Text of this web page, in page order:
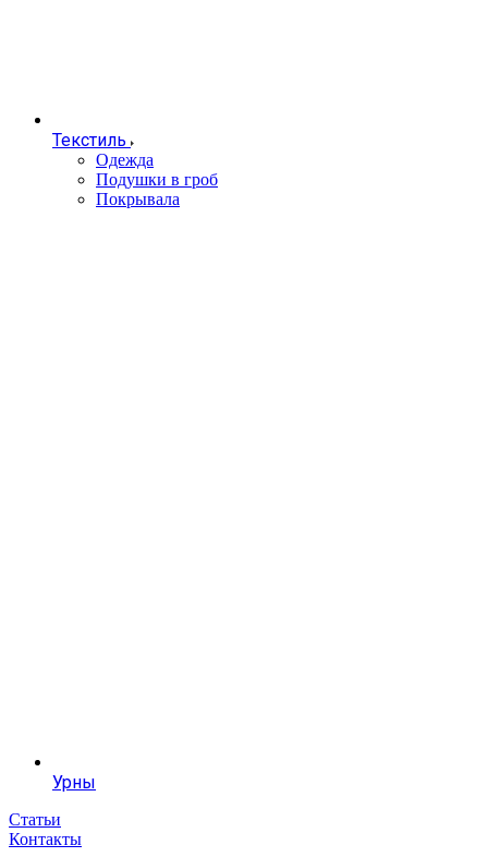
Текстиль
Одежда
Подушки в гроб
Покрывала
Урны
Статьи
Контакты